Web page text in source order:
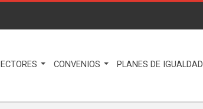
CONVENIOS PLANES DE IGUALDAD